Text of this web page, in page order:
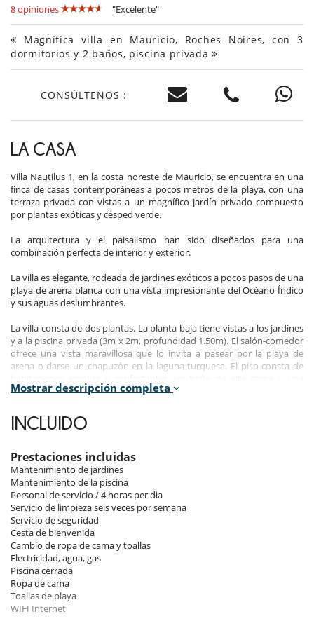
8 opiniones "Excelente"
Magnífica villa en Mauricio, Roches Noires, con 3
dormitorios y 2 baños, piscina privada
CONSÚLTENOS :
LA CASA
Villa Nautilus 1, en la costa noreste de Mauricio, se encuentra en una
finca de casas contemporáneas a pocos metros de la playa, con una
terraza privada con vistas a un magnífico jardín privado compuesto
por plantas exóticas y césped verde.
La arquitectura y el paisajismo han sido diseñados para una
combinación perfecta de interior y exterior.
La villa es elegante, rodeada de jardines exóticos a pocos pasos de una
playa de arena blanca con una vista impresionante del Océano Índico
y sus aguas deslumbrantes.
La villa consta de dos plantas. La planta baja tiene vistas a los jardines
y a la piscina privada (3m x 2m, profundidad 1.50m). El salón-comedor
ofrece una vista maravillosa que lo invita a pasear por la playa de
arena o darse un chapuzón en la laguna turquesa. El piso consta de
acogedora sala de televisión.
Superficie: 182.08m²
3 habitaciones / 2 habitaciones con cama doble / 1 habitación con dos
La villa tiene capacidad para 4 adultos y 2 niños.
La villa tiene muebles de calidad, aire acondicionado, pantallas de TV
de plasma con canales vía satélite, un comedor amueblado con
acabados de alta calidad y una cocina totalmente equipada de madera
de teca con una encimera cubierta de granito.
Además, tiene su propia piscina privada que se puede proteger para
niños con una red, una terraza cubierta y balcón, lavavajillas, nevera /
congelador, plancha y tabla de planchar, horno, lavadora y secadora,
microondas y cafetera Nespresso.
La villa ofrece los siguientes servicios e instalaciones:
Mostrar descripción completa
INCLUIDO
Prestaciones incluidas
Mantenimiento de jardines
Mantenimiento de la piscina
Personal de servicio / 4 horas per dia
Servicio de limpieza seis veces por semana
Servicio de seguridad
Cesta de bienvenida
Cambio de ropa de cama y toallas
Electricidad, agua, gas
Piscina cerrada
Ropa de cama
Toallas de playa
WIFI Internet